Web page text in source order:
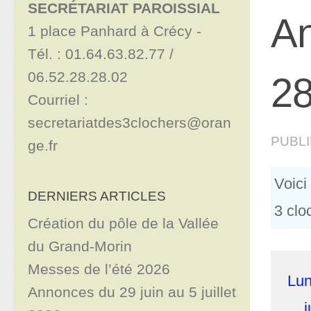
Voici
3
SECRÉTARIAT PAROISSIAL
1 place Panhard à Crécy -
Tél. : 01.64.63.82.77 /
06.52.28.28.02
Courriel :
secretariatdes3clochers@oran
ge.fr
DERNIERS ARTICLES
Création du pôle de la Vallée
du Grand-Morin
Messes de l’été 2026
Annonces du 29 juin au 5 juillet